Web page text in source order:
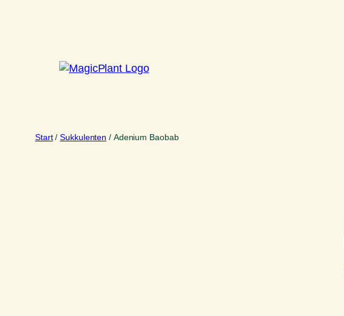
Start/Sukkulenten / Adenium Baobab